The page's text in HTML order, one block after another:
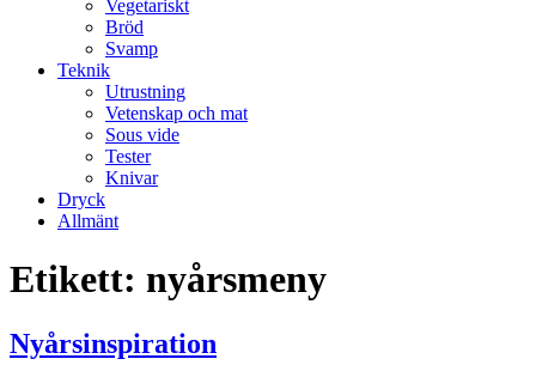
Vegetariskt
Bröd
Svamp
Teknik
Utrustning
Vetenskap och mat
Sous vide
Tester
Knivar
Dryck
Allmänt
Etikett: nyårsmeny
Nyårsinspiration